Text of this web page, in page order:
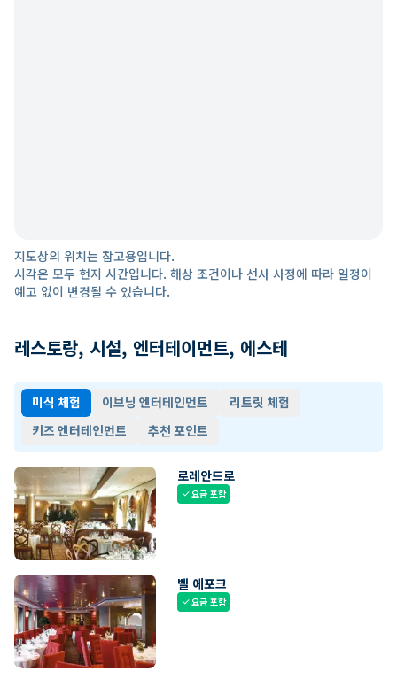
지도상의 위치는 참고용입니다.
시각은 모두 현지 시간입니다. 해상 조건이나 선사 사정에 따라 일정이
예고 없이 변경될 수 있습니다.
레스토랑, 시설, 엔터테이먼트, 에스테
미식 체험 이브닝 엔터테인먼트
리트릿 체험
키즈 엔터테인먼트
추천 포인트
로레안드로
check요금 포함
벨 에포크
check요금 포함